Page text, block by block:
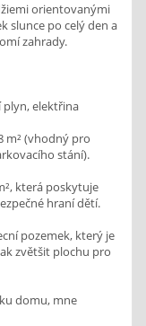
orientovanými
slunce po celý den a
zahrady.
plyn, elektřina
m² (vhodný pro
stání).
která poskytuje
hraní dětí.
pozemek, který je
zvětšit plochu pro
domu, mne